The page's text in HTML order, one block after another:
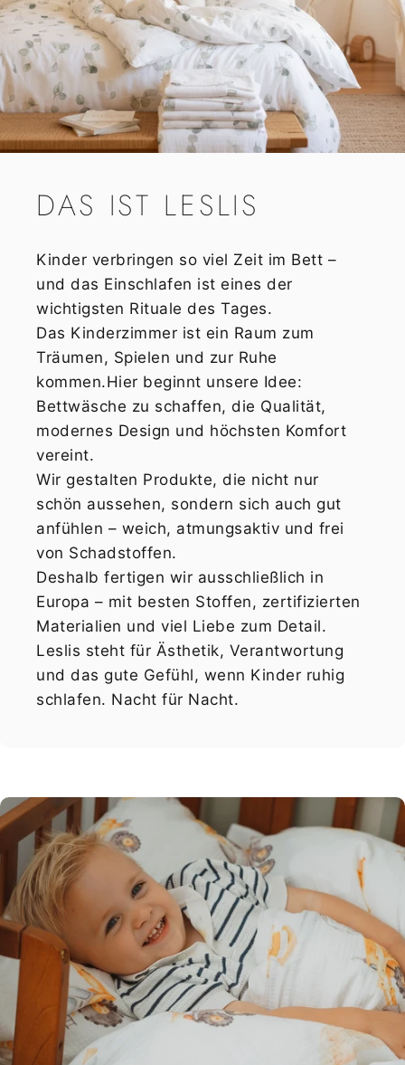
DAS IST LESLIS
Kinder verbringen so viel Zeit im Bett –
und das Einschlafen ist eines der
wichtigsten Rituale des Tages.
Das Kinderzimmer ist ein Raum zum
Träumen, Spielen und zur Ruhe
kommen.Hier beginnt unsere Idee:
Bettwäsche zu schaffen, die Qualität,
modernes Design und höchsten Komfort
vereint.
Wir gestalten Produkte, die nicht nur
schön aussehen, sondern sich auch gut
anfühlen – weich, atmungsaktiv und frei
von Schadstoffen.
Deshalb fertigen wir ausschließlich in
Europa – mit besten Stoffen, zertifizierten
Materialien und viel Liebe zum Detail.
Leslis steht für Ästhetik, Verantwortung
und das gute Gefühl, wenn Kinder ruhig
schlafen. Nacht für Nacht.